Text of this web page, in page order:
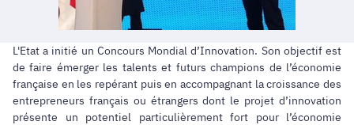
L'Etat a initié un Concours Mondial d’Innovation. Son objectif est
de faire émerger les talents et futurs champions de l’économie
française en les repérant puis en accompagnant la croissance des
entrepreneurs français ou étrangers dont le projet d’innovation
présente un potentiel particulièrement fort pour l’économie